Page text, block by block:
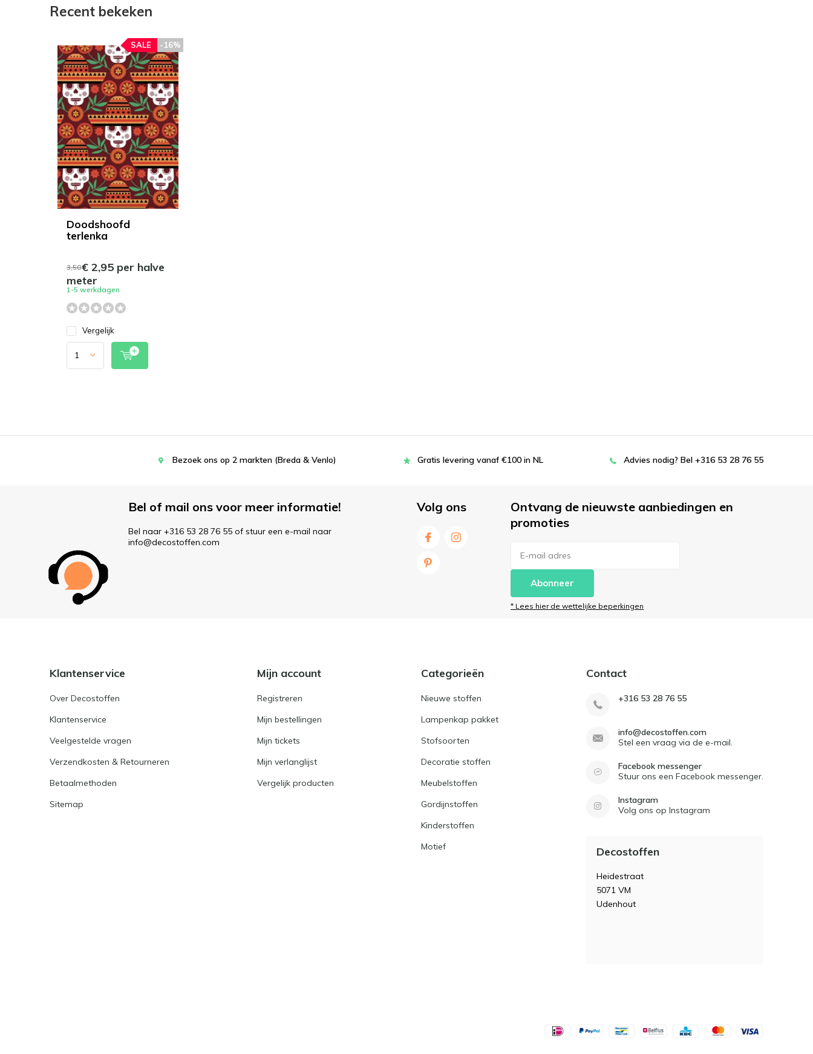
Recent bekeken
Doodshoofd
terlenka
-16%
SALE
3,50€ 2,95 per halve
meter
1-5 werkdagen
Vergelijk
Bezoek ons op 2 markten (Breda & Venlo) Gratis levering vanaf €100 in NL Advies nodig? Bel +316 53 28 76 55
Bel of mail ons voor meer informatie!
Bel naar +316 53 28 76 55 of stuur een e-mail naar
info@decostoffen.com
Volg ons
Ontvang de nieuwste aanbiedingen en
promoties
Abonneer
* Lees hier de wettelijke beperkingen
Klantenservice
Over Decostoffen
Klantenservice
Veelgestelde vragen
Verzendkosten & Retourneren
Betaalmethoden
Sitemap
Mijn account
Registreren
Mijn bestellingen
Mijn tickets
Mijn verlanglijst
Vergelijk producten
Categorieën
Nieuwe stoffen
Lampenkap pakket
Stofsoorten
Decoratie stoffen
Meubelstoffen
Gordijnstoffen
Kinderstoffen
Motief
Contact
+316 53 28 76 55
info@decostoffen.com
Stel een vraag via de e-mail.
Facebook messenger
Stuur ons een Facebook messenger.
Instagram
Volg ons op Instagram
Decostoffen
Heidestraat
5071 VM
Udenhout